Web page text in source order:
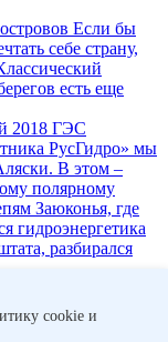
Если бы
себе страну,
есть еще
2018 ГЭС
РусГидро» мы
В этом –
полярному
Заюконья, где
гидроэнергетика
разбирался
cookie и